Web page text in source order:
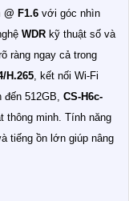
@ F1.6 với góc nhìn
WDR kỹ thuật số và
ràng ngay cả trong
H.265, kết nối Wi-Fi
đến 512GB, CS-H6c-
thông minh. Tính năng
tiếng ồn lớn giúp nâng